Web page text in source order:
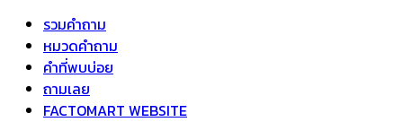
รวมคำถาม
หมวดคำถาม
คำที่พบบ่อย
ถามเลย
FACTOMART WEBSITE